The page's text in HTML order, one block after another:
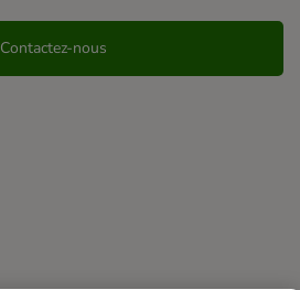
Contactez-nous